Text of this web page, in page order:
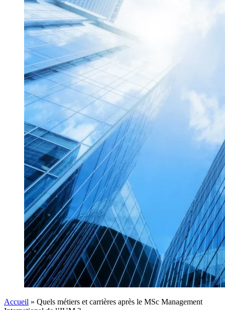
Accueil » Quels métiers et carrières après le MSc Management